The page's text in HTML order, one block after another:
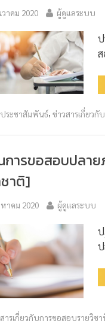
าคม 2020 ผู้ดูแลระบบ
ระชาสัมพันธ์ ,ข่าวสารเกี่ยว
ารขอสอบปลาย
าติ]
หาคม 2020 ผู้ดูแลระบบ
ารเกี่ยวกับการขอสอบรายวิช